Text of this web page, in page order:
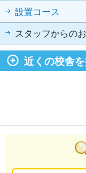
設置コース
スタッフからの
近くの校舎